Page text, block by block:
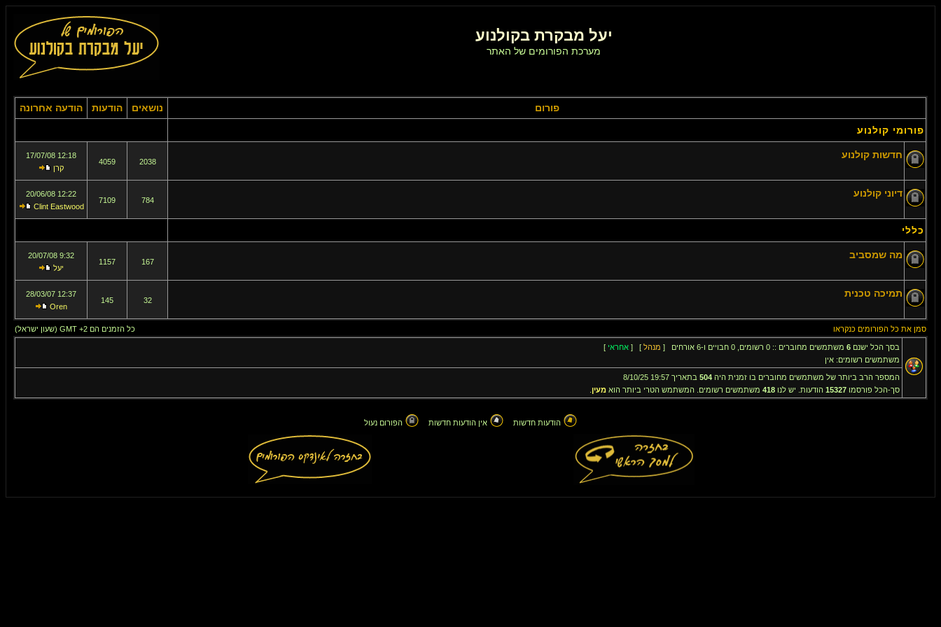
יעל מבקרת בקולנוע
מערכת הפורומים של האתר
פורום נושאים הודעות
הודעה אחרונה
פורומי קולנוע
חדשות קולנוע
2038
4059
12:18 17/07/08
קרן
דיוני קולנוע
784
7109
12:22 20/06/08
Clint Eastwood
כללי
מה שמסביב
167
1157
9:32 20/07/08
יעל
תמיכה טכנית
32
145
12:37 28/03/07
Oren
סמן את כל הפורומים כנקראו כל הזמנים הם GMT +2 (שעון ישראל)
בסך הכל ישנם 6 משתמשים מחוברים :: 0 רשומים, 0 חבויים ו-6 אורחים [ מנהל ] [ אחראי ]
משתמשים רשומים: אין
המספר הרב ביותר של משתמשים מחוברים בו זמנית היה 504 בתאריך 19:57 8/10/25
סך-הכל פורסמו 15327 הודעות. יש לנו 418 משתמשים רשומים. המשתמש הטרי ביותר הוא מעין
הודעות חדשות אין הודעות חדשות הפורום נעול